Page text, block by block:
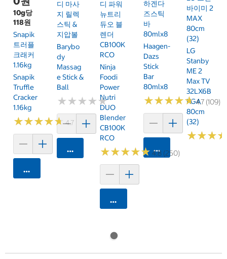
10g당
118원
Snapik
트러플
크래커
1.16kg
Snapik
Truffle
Cracker
1.16kg
★★★★★
★★★★★4.7 (159)
카트에 담기
디 마사
지 릴렉
스틱 &
지압볼
Barybo
Dy
Massag
E Stick &
Ball
★★★★★
★★★★★
카트에 담기
디 파워
뉴트리
듀오 블
렌더
CB100K
RCO
Ninja
Foodi
Power
Nutri
DUO
Blender
CB100K
RCO
★★★★★
★★★★★ 4.8 (250)
카트에 담기
하겐다
즈스틱
바
80mlx8
Haagen-
Dazs
Stick
Bar
80mlx8
★★★★★
★★★★★4.7 (109)
카트에 담기
바이미 2
MAX
80cm
(32)
LG
Stanby
ME 2
Max TV
32LX6B
KGA
80cm
(32)
★★★
★★★